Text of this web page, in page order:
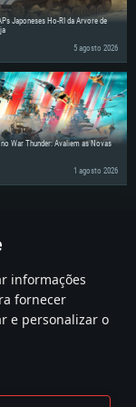
informações
fornecer
e personalizar o
Japoneses Ho-RI da Árvore de
5 agosto 2026
War Thunder: Avaliem as Novas
1 agosto 2026
de Cookies